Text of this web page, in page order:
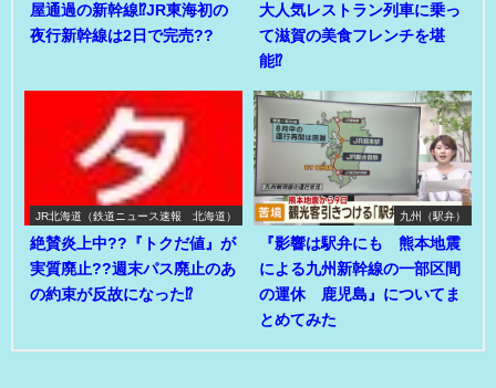
屋通過の新幹線⁉JR東海初の
夜行新幹線は2日で完売??
大人気レストラン列車に乗っ
て滋賀の美食フレンチを堪
能⁉
JR北海道（鉄道ニュース速報 北海道）
絶賛炎上中??『トクだ値』が
実質廃止??週末パス廃止のあ
の約束が反故になった⁉
九州（駅弁）
『影響は駅弁にも 熊本地震
による九州新幹線の一部区間
の運休 鹿児島』についてま
とめてみた